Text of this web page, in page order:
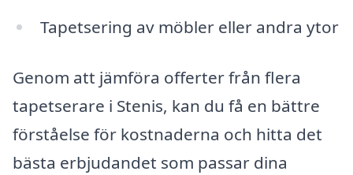
Tapetsering av möbler eller andra ytor
Genom att jämföra offerter från flera
tapetserare i Stenis, kan du få en bättre
förståelse för kostnaderna och hitta det
bästa erbjudandet som passar dina